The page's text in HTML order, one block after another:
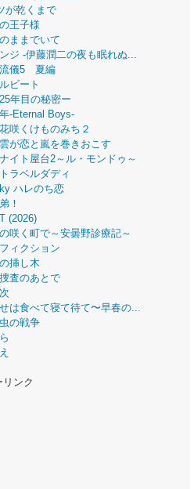
が乾くまで
王子様
ままでいて
ジ -伊藤潤二の夜も眠れぬ...
儀5 夏編
ビート
年目の秘密ー
-Eternal Boys-
咲くけものみち２
が恋と嵐を巻きおこす
イト屋台2～ル・モンドゥ～
ラベルダディ
ハレのち恋
！
(2026)
咲く町で～安曇野診療記～
ィクション
挿し木
査のあとで
は食べて寝て待て〜早春の...
の戦争
ンク